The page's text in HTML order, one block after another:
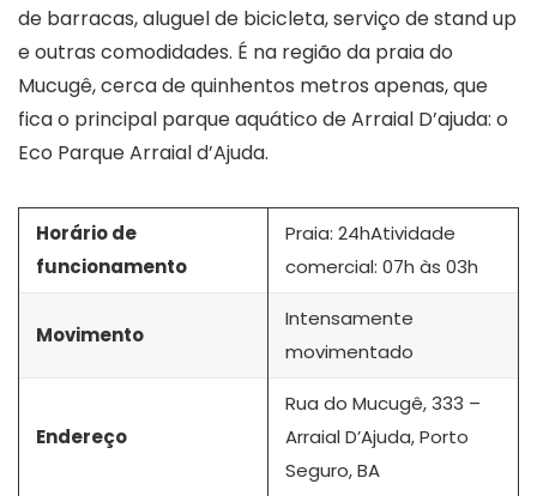
de barracas, aluguel de bicicleta, serviço de stand up
e outras comodidades. É na região da praia do
Mucugê, cerca de quinhentos metros apenas, que
fica o principal parque aquático de Arraial D’ajuda: o
Eco Parque Arraial d’Ajuda.
Horário de
funcionamento
Praia: 24hAtividade
comercial: 07h às 03h
Movimento
Intensamente
movimentado
Endereço
Rua do Mucugê, 333 –
Arraial D’Ajuda, Porto
Seguro, BA